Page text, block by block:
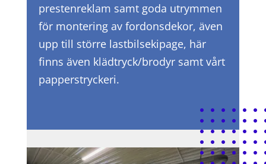
prestenreklam samt goda utrymmen
för montering av fordonsdekor, även
upp till större lastbilsekipage, här
finns även klädtryck/brodyr samt vårt
papperstryckeri.